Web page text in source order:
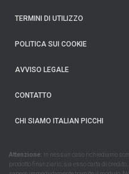
TERMINI DI UTILIZZO
POLITICA SUI COOKIE
AVVISO LEGALE
CONTATTO
CHI SIAMO ITALIAN PICCHI
Attenzione: In nessun caso richiediamo
prodotto finanziario, sia esso carta di